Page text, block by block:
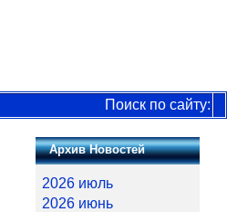
Поиск по сайту:
Архив Новостей
2026 июль
2026 июнь